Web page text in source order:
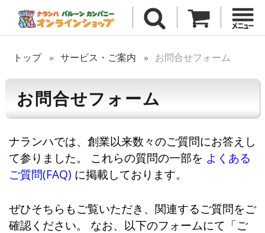
トップ サービス・ご案内 お問合せフォーム
お問合せフォーム
ナランハでは、創業以来数々のご質問にお答えし
て参りました。 これらの質問の一部を よくある
ご質問(FAQ) に掲載しております。
ぜひそちらもご覧いただき、関連するご質問をご
確認ください。 なお、以下のフォームにて「ご